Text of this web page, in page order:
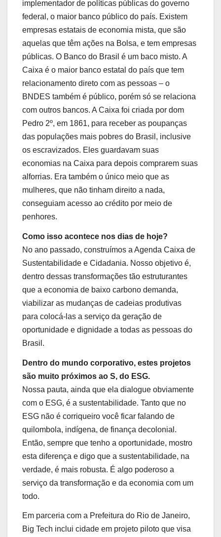
implementador de políticas públicas do governo
federal, o maior banco público do país. Existem
empresas estatais de economia mista, que são
aquelas que têm ações na Bolsa, e tem empresas
públicas. O Banco do Brasil é um baco misto. A
Caixa é o maior banco estatal do país que tem
relacionamento direto com as pessoas – o
BNDES também é público, porém só se relaciona
com outros bancos. A Caixa foi criada por dom
Pedro 2º, em 1861, para receber as poupanças
das populações mais pobres do Brasil, inclusive
os escravizados. Eles guardavam suas
economias na Caixa para depois comprarem suas
alforrias. Era também o único meio que as
mulheres, que não tinham direito a nada,
conseguiam acesso ao crédito por meio de
penhores.
Como isso acontece nos dias de hoje?
No ano passado, construímos a Agenda Caixa de
Sustentabilidade e Cidadania. Nosso objetivo é,
dentro dessas transformações tão estruturantes
que a economia de baixo carbono demanda,
viabilizar as mudanças de cadeias produtivas
para colocá-las a serviço da geração de
oportunidade e dignidade a todas as pessoas do
Brasil.
Dentro do mundo corporativo, estes projetos
são muito próximos ao S, do ESG.
Nossa pauta, ainda que ela dialogue obviamente
com o ESG, é a sustentabilidade. Tanto que no
ESG não é corriqueiro você ficar falando de
quilombola, indígena, de finança decolonial.
Então, sempre que tenho a oportunidade, mostro
esta diferença e digo que a sustentabilidade, na
verdade, é mais robusta. É algo poderoso a
serviço da transformação e da economia com um
todo.
Em parceria com a Prefeitura do Rio de Janeiro,
Big Tech inclui cidade em projeto piloto que visa